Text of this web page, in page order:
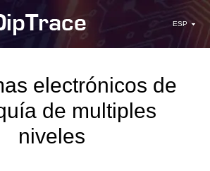
ESP
electrónicos de
de multiples
niveles